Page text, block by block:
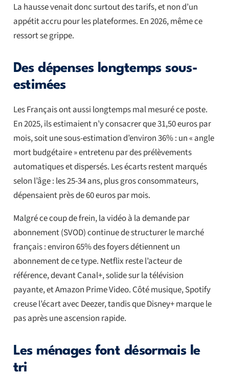
La hausse venait donc surtout des tarifs, et non d’un
appétit accru pour les plateformes. En 2026, même ce
ressort se grippe.
Des dépenses longtemps sous-
estimées
Les Français ont aussi longtemps mal mesuré ce poste.
En 2025, ils estimaient n’y consacrer que 31,50 euros par
mois, soit une sous-estimation d’environ 36% : un « angle
mort budgétaire » entretenu par des prélèvements
automatiques et dispersés. Les écarts restent marqués
selon l’âge : les 25-34 ans, plus gros consommateurs,
dépensaient près de 60 euros par mois.
Malgré ce coup de frein, la vidéo à la demande par
abonnement (SVOD) continue de structurer le marché
français : environ 65% des foyers détiennent un
abonnement de ce type. Netflix reste l’acteur de
référence, devant Canal+, solide sur la télévision
payante, et Amazon Prime Video. Côté musique, Spotify
creuse l’écart avec Deezer, tandis que Disney+ marque le
pas après une ascension rapide.
Les ménages font désormais le
tri